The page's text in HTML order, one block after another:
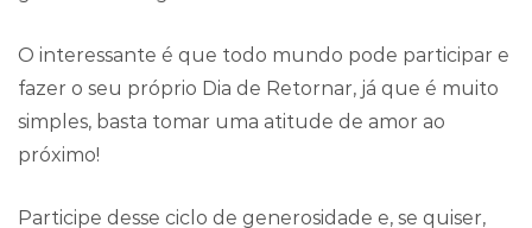
O interessante é que todo mundo pode participar e
fazer o seu próprio Dia de Retornar, já que é muito
simples, basta tomar uma atitude de amor ao
próximo!
Participe desse ciclo de generosidade e, se quiser,